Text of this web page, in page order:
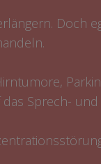
Doch
Sprech-